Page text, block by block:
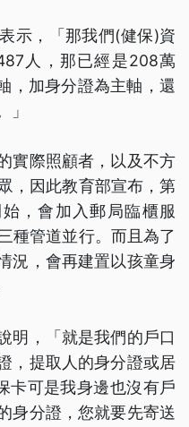
示，「那我們(健保)資
人，那已經是208萬
，加身分證為主軸，還
」
實際照顧者，以及不方
，因此教育部宣布，第
，會加入郵局臨櫃服
種管道並行。而且為了
況，會再建置以孩童身
明，「就是我們的戶口
，提取人的身分證或居
卡可是我身邊也沒有戶
身分證，您就要先寄送